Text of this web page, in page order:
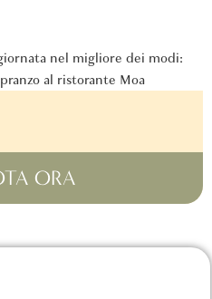
nel migliore dei modi:
al ristorante Moa
ORA